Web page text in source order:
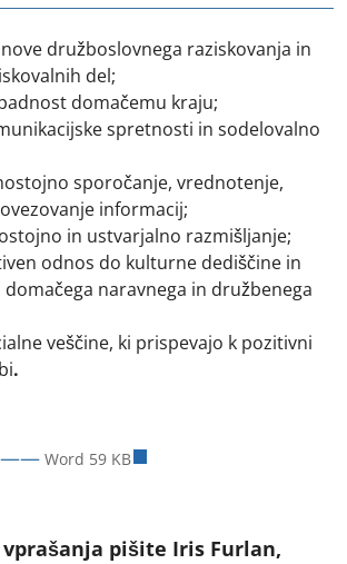
družboslovnega raziskovanja in
del;
domačemu kraju;
spretnosti in sodelovalno
sporočanje, vrednotenje,
informacij;
in ustvarjalno razmišljanje;
odnos do kulturne dediščine in
naravnega in družbenega
veščine, ki prispevajo k pozitivni
.
—— Word 59 KB odpre v novem
pišite Iris Furlan,